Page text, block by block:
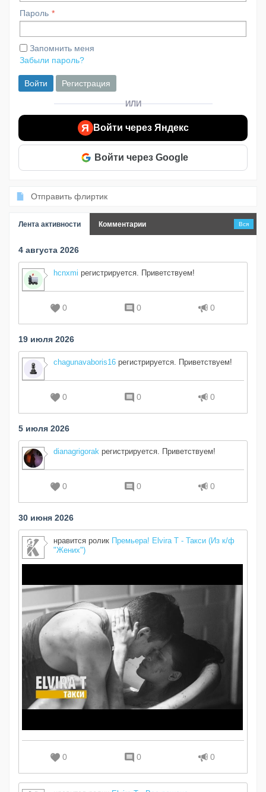
Пароль
Запомнить меня
Забыли пароль?
Войти Регистрация
ИЛИ
Я Войти через Яндекс
Войти через Google
Отправить флиртик
Лента активности Комментарии Вся
4 августа 2026
hcnxmi регистрируется. Приветствуем!
0 0 0
19 июля 2026
chagunavaboris16 регистрируется. Приветствуем!
0 0 0
5 июля 2026
dianagrigorak регистрируется. Приветствуем!
0 0 0
30 июня 2026
нравится ролик Премьера! Elvira T - Такси (Из к/ф
"Жених")
0 0 0